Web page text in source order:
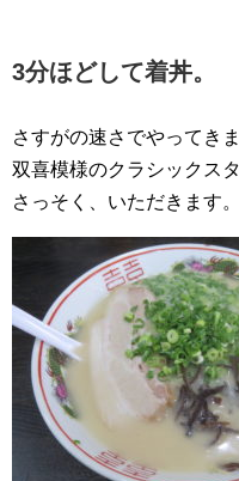
3分ほどして着丼。
さすがの速さでやってきま
双喜模様のクラシックス
さっそく、いただきます。